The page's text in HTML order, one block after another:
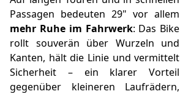
Passagen bedeuten 29" vor allem
mehr Ruhe im Fahrwerk: Das Bike
rollt souverän über Wurzeln und
Kanten, hält die Linie und vermittelt
Sicherheit – ein klarer Vorteil
gegenüber kleineren Laufrädern,